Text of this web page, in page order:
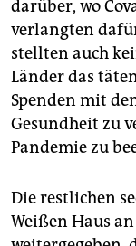
darüber, wo
verlangten
stellten auch
Länder das
Spenden mit
Gesundheit zu
Pandemie zu
Die restlichen
Weißen Haus